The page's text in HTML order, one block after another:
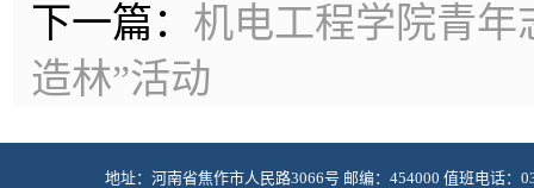
下一篇： 机电工程学院青年
造林”活动
地址：河南省焦作市人民路3066号 邮编：454000 值班电话：